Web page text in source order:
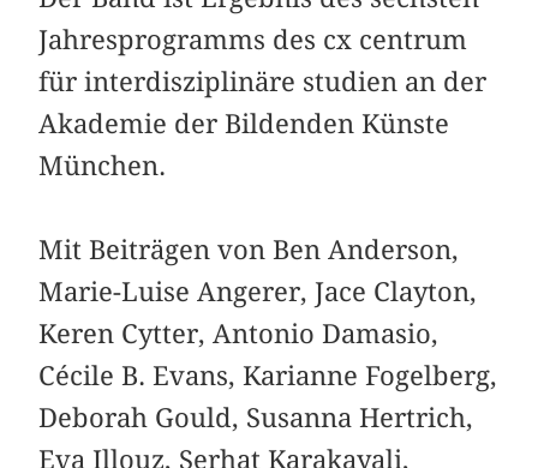
Jahresprogramms des cx centrum
für interdisziplinäre studien an der
Akademie der Bildenden Künste
München.
Mit Beiträgen von Ben Anderson,
Marie-Luise Angerer, Jace Clayton,
Keren Cytter, Antonio Damasio,
Cécile B. Evans, Karianne Fogelberg,
Deborah Gould, Susanna Hertrich,
Eva Illouz, Serhat Karakayali,